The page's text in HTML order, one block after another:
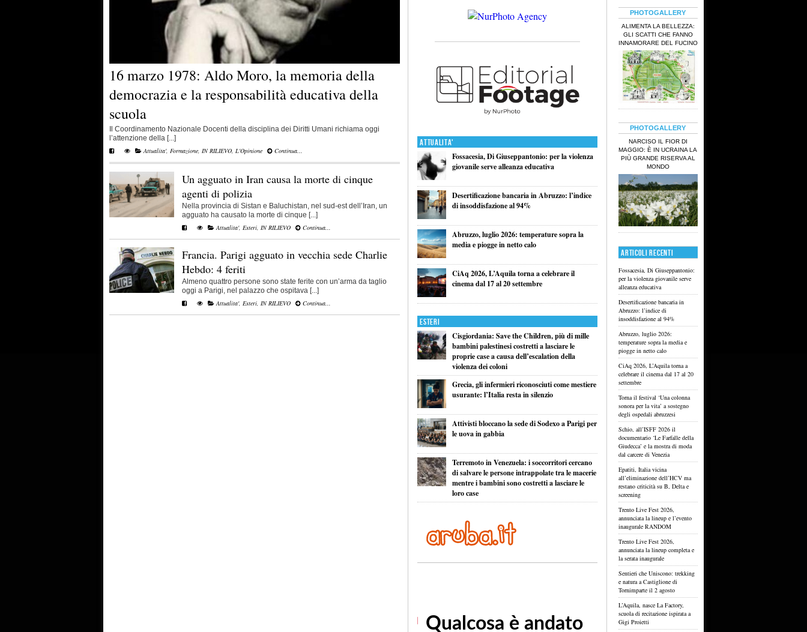
16 marzo 1978: Aldo Moro, la memoria della
democrazia e la responsabilità educativa della
scuola
Il Coordinamento Nazionale Docenti della disciplina dei Diritti Umani richiama oggi
l’attenzione della [...]
Attualita', Formazione, IN RILIEVO, L'Opinione Continua...
Un agguato in Iran causa la morte di cinque
agenti di polizia
Nella provincia di Sistan e Baluchistan, nel sud-est dell’Iran, un
agguato ha causato la morte di cinque [...]
Attualita', Esteri IN RILIEVO Continua...
Francia. Parigi agguato in vecchia sede Charlie
Hebdo: 4 feriti
Almeno quattro persone sono state ferite con un’arma da taglio
oggi a Parigi, nel palazzo che ospitava [...]
Attualita', Esteri IN RILIEVO Continua...
Attualita'
Fossacesia, Di Giuseppantonio: per la violenza
giovanile serve alleanza educativa
Desertificazione bancaria in Abruzzo: l’indice
di insoddisfazione al 94%
Abruzzo, luglio 2026: temperature sopra la
media e piogge in netto calo
CiAq 2026, L’Aquila torna a celebrare il
cinema dal 17 al 20 settembre
Esteri
Cisgiordania: Save the Children, più di mille
bambini palestinesi costretti a lasciare le
proprie case a causa dell’escalation della
violenza dei coloni
Grecia, gli infermieri riconosciuti come mestiere
usurante: l’Italia resta in silenzio
Attivisti bloccano la sede di Sodexo a Parigi per
le uova in gabbia
Terremoto in Venezuela: i soccorritori cercano
di salvare le persone intrappolate tra le macerie
mentre i bambini sono costretti a lasciare le
loro case
PHOTOGALLERY
ALIMENTA LA BELLEZZA:
GLI SCATTI CHE FANNO
INNAMORARE DEL FUCINO
PHOTOGALLERY
NARCISO IL FIOR DI
MAGGIO: È IN UCRAINA LA
PIÙ GRANDE RISERVA AL
MONDO
ARTICOLI RECENTI
Fossacesia, Di Giuseppantonio:
per la violenza giovanile serve
alleanza educativa
Desertificazione bancaria in
Abruzzo: l’indice di
insoddisfazione al 94%
Abruzzo, luglio 2026:
temperature sopra la media e
piogge in netto calo
CiAq 2026, L’Aquila torna a
celebrare il cinema dal 17 al 20
settembre
Torna il festival ‘Una colonna
sonora per la vita’ a sostegno
degli ospedali abruzzesi
Schio, all’ISFF 2026 il
documentario ‘Le Farfalle della
Giudecca’ e la mostra di moda
dal carcere di Venezia
Epatiti, Italia vicina
all’eliminazione dell’HCV ma
restano criticità su B, Delta e
screening
Trento Live Fest 2026,
annunciata la lineup e l’evento
inaugurale RANDOM
Trento Live Fest 2026,
annunciata la lineup completa e
la serata inaugurale
Sentieri che Uniscono: trekking
e natura a Castiglione di
Tornimparte il 2 agosto
L’Aquila, nasce La Factory,
scuola di recitazione ispirata a
Gigi Proietti